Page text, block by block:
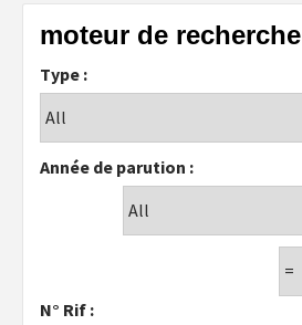
moteur de recherche
Type :
Année de parution :
N° Rif :